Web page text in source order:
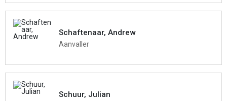
Schaftenaar, Andrew
Aanvaller
Schuur, Julian